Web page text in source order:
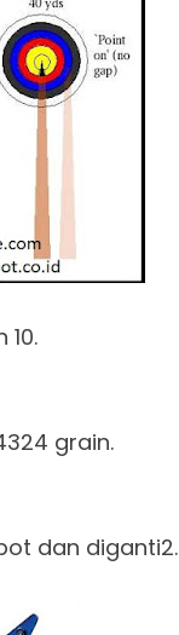
grain.
dan diganti2.